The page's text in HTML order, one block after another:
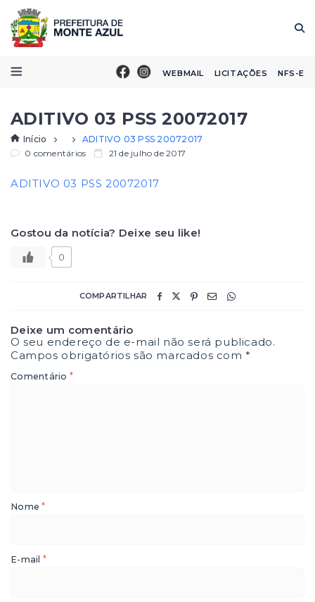
WEBMAIL LICITAÇÕES NFS-E
ADITIVO 03 PSS 20072017
Início
ADITIVO 03 PSS 20072017
0 comentários
21 de julho de 2017
ADITIVO 03 PSS 20072017
Gostou da notícia? Deixe seu like!
0
COMPARTILHAR
Deixe um comentário
O seu endereço de e-mail não será publicado.
Campos obrigatórios são marcados com*
Comentário *
Nome*
E-mail *